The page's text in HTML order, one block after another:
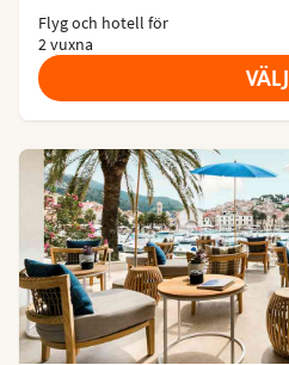
Flyg och hotell för
2 vuxna
VÄLJ